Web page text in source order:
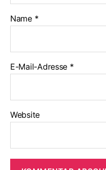
Name *
E-Mail-Adresse *
Website